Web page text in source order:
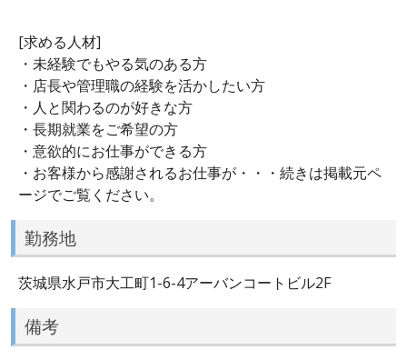
[求める人材]
・未経験でもやる気のある方
・店長や管理職の経験を活かしたい方
・人と関わるのが好きな方
・長期就業をご希望の方
・意欲的にお仕事ができる方
・お客様から感謝されるお仕事が・・・続きは掲載元ペ
ージでご覧ください。
勤務地
茨城県水戸市大工町1-6-4アーバンコートビル2F
備考